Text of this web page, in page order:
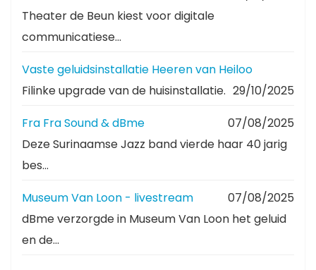
Theater de Beun kiest voor digitale
communicatiese...
Vaste geluidsinstallatie Heeren van Heiloo
29/10/2025
Filinke upgrade van de huisinstallatie.
Fra Fra Sound & dBme
07/08/2025
Deze Surinaamse Jazz band vierde haar 40 jarig
bes...
Museum Van Loon - livestream
07/08/2025
dBme verzorgde in Museum Van Loon het geluid
en de...